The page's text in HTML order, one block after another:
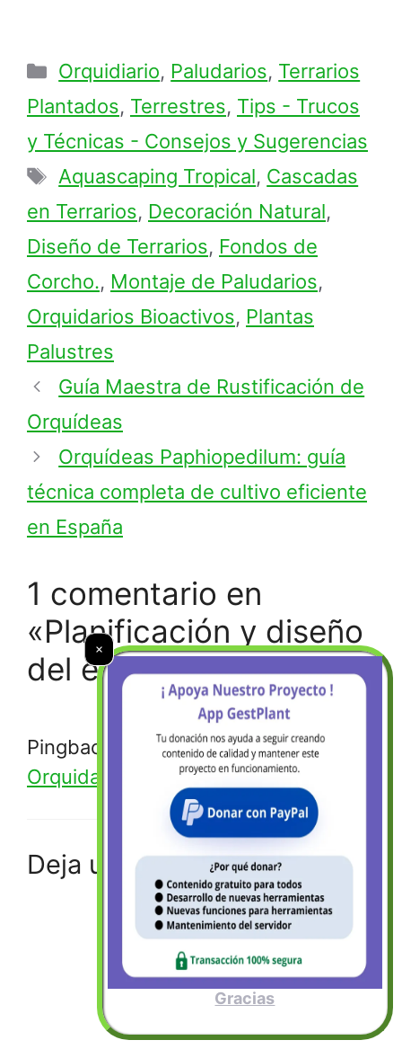
Categorías
Orquidiario, Paludarios, Terrarios
Plantados, Terrestres, Tips - Trucos
y Técnicas - Consejos y Sugerencias
Etiquetas
Aquascaping Tropical, Cascadas
en Terrarios, Decoración Natural,
Diseño de Terrarios, Fondos de
Corcho., Montaje de Paludarios,
Orquidarios Bioactivos, Plantas
Palustres
Guía Maestra de Rustificación de
Orquídeas
Orquídeas Paphiopedilum: guía
técnica completa de cultivo eficiente
en España
1 comentario en
«Planificación y diseño
del ecosistema»
Pingback:
Mi Terrario Paludario
Orquidario - GadesPlant
Deja un comentario
Gracias